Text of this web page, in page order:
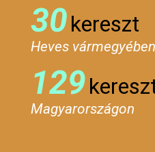
30kereszt
Heves vármegyében
129
Magyarországon